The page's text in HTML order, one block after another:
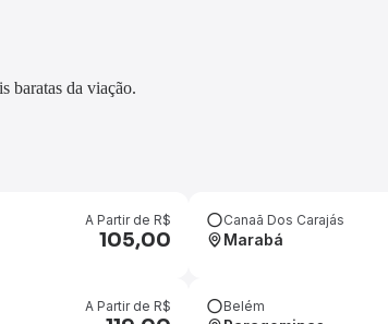
baratas da viação.
A Partir de R$
105,00
Canaã Dos Carajás
Marabá
A Partir de R$ Belém